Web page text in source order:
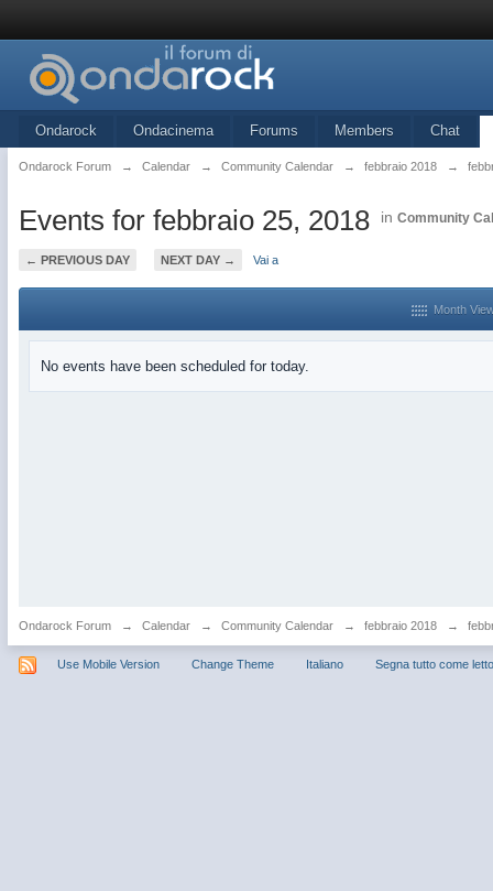
Ondarock Ondacinema Forums Members Chat
Ondarock Forum → Calendar → Community Calendar → febbraio 2018 →
Events for febbraio 25, 2018 in Community
← PREVIOUS DAY NEXT DAY → Vai a
Month
No events have been scheduled for today.
Ondarock Forum → Calendar → Community Calendar → febbraio 2018 →
Use Mobile Version Change Theme Italiano Segna tutto come letto